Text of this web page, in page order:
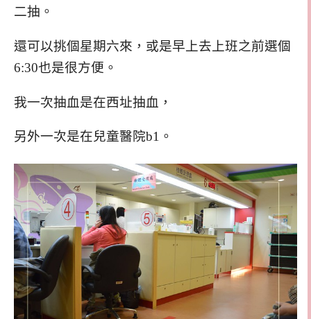
二抽。
還可以挑個星期六來，或是早上去上班之前選個
6:30也是很方便。
我一次抽血是在西址抽血，
另外一次是在兒童醫院b1。